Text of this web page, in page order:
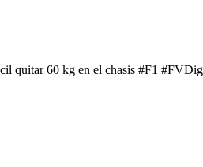
quitar 60 kg en el chasis #F1